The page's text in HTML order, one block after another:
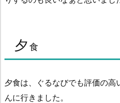
夕食
夕食は、ぐるなびでも評価の高
んに行きました。